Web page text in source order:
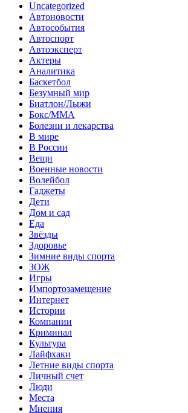
Uncategorized
Автоновости
Автособытия
Автоспорт
Автоэксперт
Актеры
Аналитика
Баскетбол
Безумный мир
Биатлон/Лыжи
Бокс/MMA
Болезни и лекарства
В мире
В России
Вещи
Военные новости
Волейбол
Гаджеты
Дети
Дом и сад
Еда
Звёзды
Здоровье
Зимние виды спорта
ЗОЖ
Игры
Импортозамещение
Интернет
Истории
Компании
Криминал
Культура
Лайфхаки
Летние виды спорта
Личный счет
Люди
Места
Мнения